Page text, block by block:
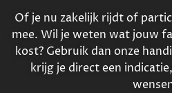
Of je nu zakelijk rijdt of
mee. Wil je weten wat jouw
kost? Gebruik dan onze
krijg je direct een